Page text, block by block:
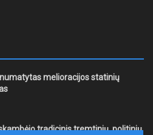
melioracijos statinių
tradicinis tremtinių, politinių